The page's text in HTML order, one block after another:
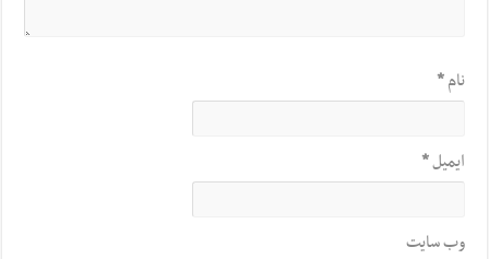
نام*
ایمیل*
وب‌ سایت